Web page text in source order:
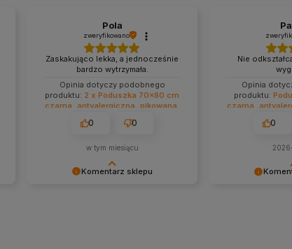
Komentarz sklepu
Pola
zweryfikowano
Zaskakująco lekka, a jednocześnie
bardzo wytrzymała.
Opinia dotyczy podobnego
produktu: 2 x Poduszka 70x80 cm
czarna, antyalergiczna, pikowana,
0 0
w tym miesiącu
Nie
Opinia
produktu:
czarna,
0